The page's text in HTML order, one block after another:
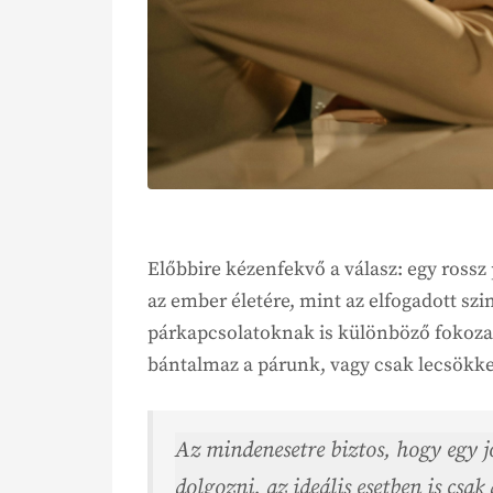
Előbbire kézenfekvő a válasz: egy
az ember életére, mint az elfogadott
párkapcsolatoknak is különböző
bántalmaz a párunk, vagy csak
Az mindenesetre biztos, hogy egy